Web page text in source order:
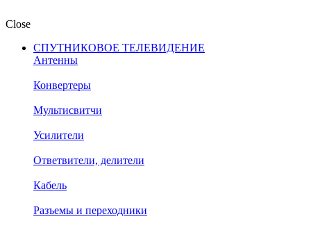
Close
СПУТНИКОВОЕ ТЕЛЕВИДЕНИЕ
Антенны
Конвертеры
Мультисвитчи
Усилители
Ответвители, делители
Кабель
Разъемы и переходники